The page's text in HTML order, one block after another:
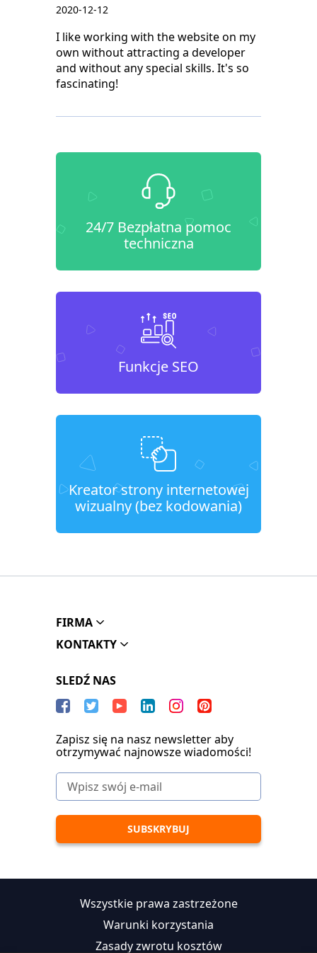
2020-12-12
I like working with the website on my
own without attracting a developer
and without any special skills. It's so
fascinating!
24/7 Bezpłatna pomoc
techniczna
Funkcje SEO
Kreator strony internetowej
wizualny (bez kodowania)
FIRMA
KONTAKTY
SLEDŹ NAS
Zapisz się na nasz newsletter aby
otrzymywać najnowsze wiadomości!
Wszystkie prawa zastrzeżone
Warunki korzystania
Zasady zwrotu kosztów